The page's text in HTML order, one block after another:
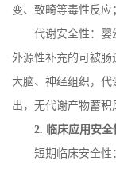
变、致畸等毒性反应
代谢安全性：婴
外源性补充的可被肠
大脑、神经组织，
出，无代谢产物蓄积
2.
临床应用安
短期临床安全性